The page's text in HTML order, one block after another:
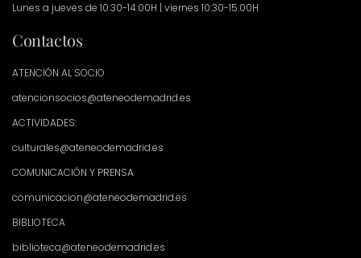
Lunes a jueves de 10:30-14:00H | viernes 10:30-15:00H
Contactos
ATENCIÓN AL SOCIO
atencionsocios@ateneodemadrid.es
ACTIVIDADES:
culturales@ateneodemadrid.es
COMUNICACIÓN Y PRENSA
comunicacion@ateneodemadrid.es
BIBLIOTECA
biblioteca@ateneodemadrid.es